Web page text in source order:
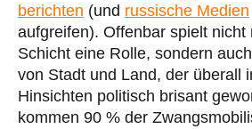
berichten (und russische Medien
aufgreifen). Offenbar spielt nicht
Schicht eine Rolle, sondern
von Stadt und Land, der überall
Hinsichten politisch brisant
kommen 90 % der